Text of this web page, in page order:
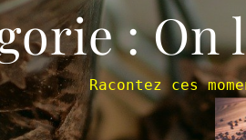
:On
Racontez ces